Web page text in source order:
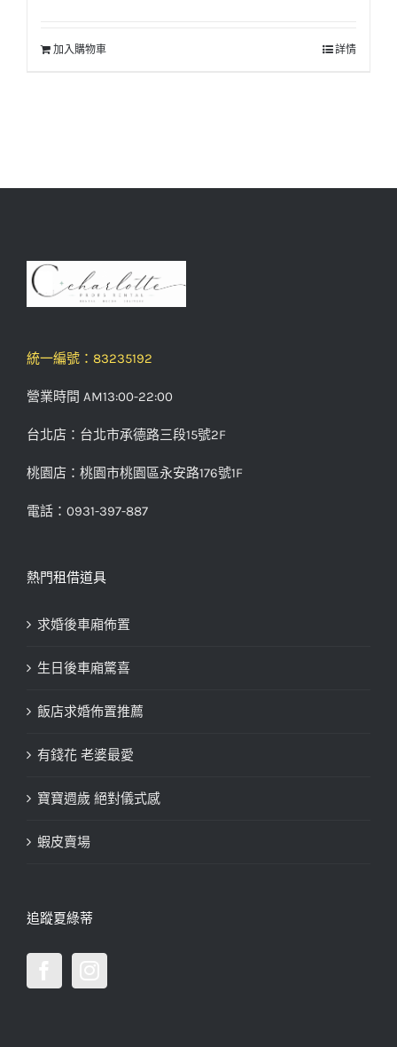
加入購物車 詳情
統一編號：83235192
營業時間 AM13:00-22:00
台北店：台北市承德路三段15號2F
桃園店：桃園市桃園區永安路176號1F
電話：0931-397-887
熱門租借道具
求婚後車廂佈置
生日後車廂驚喜
飯店求婚佈置推薦
有錢花 老婆最愛
寶寶週歲 絕對儀式感
蝦皮賣場
追蹤夏綠蒂